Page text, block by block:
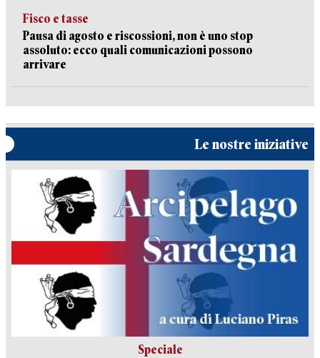
Fisco e tasse
Pausa di agosto e riscossioni, non è uno stop
assoluto: ecco quali comunicazioni possono
arrivare
Le nostre iniziative
Speciale